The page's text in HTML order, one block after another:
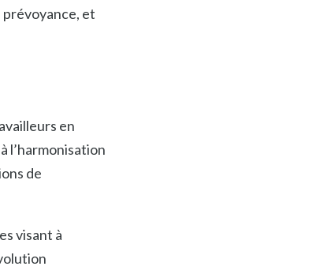
prévoyance, et
en
l’harmonisation
de
visant à